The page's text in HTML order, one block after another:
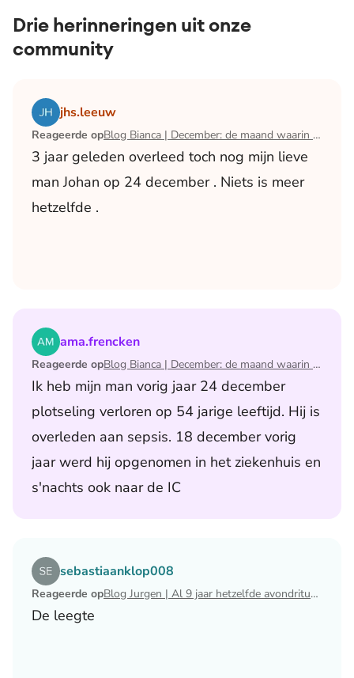
Drie herinneringen uit onze
community
jhs.leeuw
Reageerde op Blog Bianca | December: de maand waarin ik mijn man verloor
3 jaar geleden overleed toch nog mijn lieve
man Johan op 24 december . Niets is meer
hetzelfde .
Lees het artikel Blog Bianca | December: de maand
ama.frencken
Reageerde op Blog Bianca | December: de maand waarin ik mijn man verloor
Ik heb mijn man vorig jaar 24 december
plotseling verloren op 54 jarige leeftijd. Hij is
overleden aan sepsis. 18 december vorig
jaar werd hij opgenomen in het ziekenhuis en
s'nachts ook naar de IC
Lees het artikel Blog Bianca | December: de maand
sebastiaanklop008
Reageerde op Blog Jurgen | Al 9 jaar hetzelfde avondritueel
De leegte
Lees het artikel Blog Jurgen | Al 9 jaar hetzelfde